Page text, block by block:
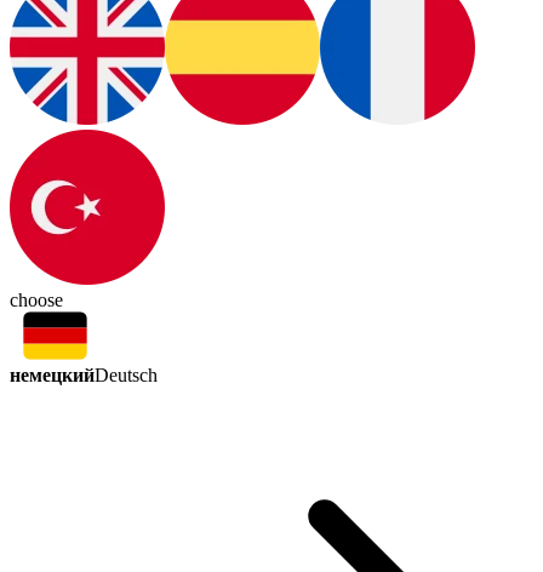
choose
немецкийDeutsch